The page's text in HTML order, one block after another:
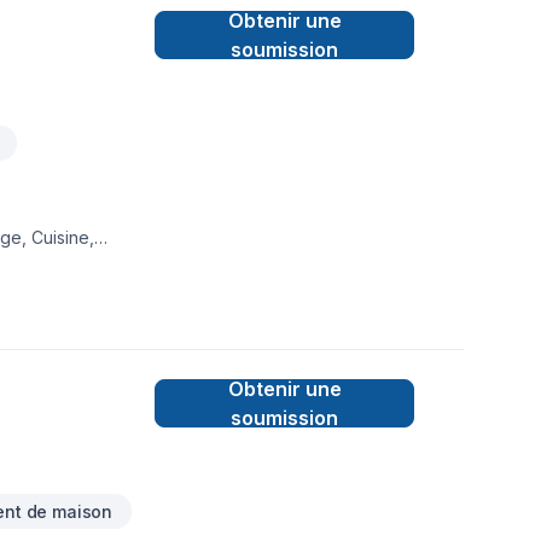
de confier
mieux que
Cuisine,
l'importance
Obtenir une
soumission
de maison
Obtenir une
soumission